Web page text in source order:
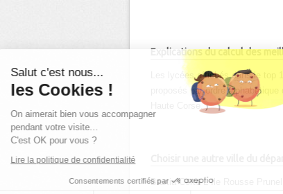
Explications du calcul des
Les lycées affichés dans le
proposés par ordre
Haute Corse.
Choisir une autre ville du
Bastia Corte L Ile Rousse
Salut c'est nous...
les Cookies !
On aimerait bien vous accompagner
pendant votre visite...
C'est OK pour vous ?
Lire la politique de confidentialité
Consentements certifiés par